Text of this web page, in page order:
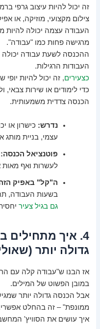
זה יכול להיות עיצוב גרפי
צילום מקצועי, מוזיקה, או
העבודה עצמה יכולה להיות
מרגישה פחות כמו "עבודה".
ההכנסה לשעת עבודה יכולה
העבודות הרגילות.
כצעירים, זה יכול להיות
כדי לימודים או שירות צבאי,
הכנסה צדדית משמעותית.
נדרש: כישרון או
עצמי, בניית מותג
פוטנציאל הכנסה:
לעשרות ואף מאות
ה"קל" באפיק
בשעות העבודה,
גם בגיל צעיר
4. איך
גדולה יותר
אז הבנו ש"עבודה קלה עם
במובן הפשוט של המילים.
אבל הכנסה גדולה יותר
ממונפת" – זה בהחלט
איך עושים את הסוויץ'